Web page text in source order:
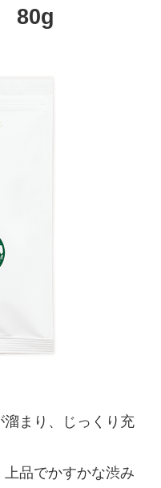
80g
まり、じっくり充
品でかすかな渋み